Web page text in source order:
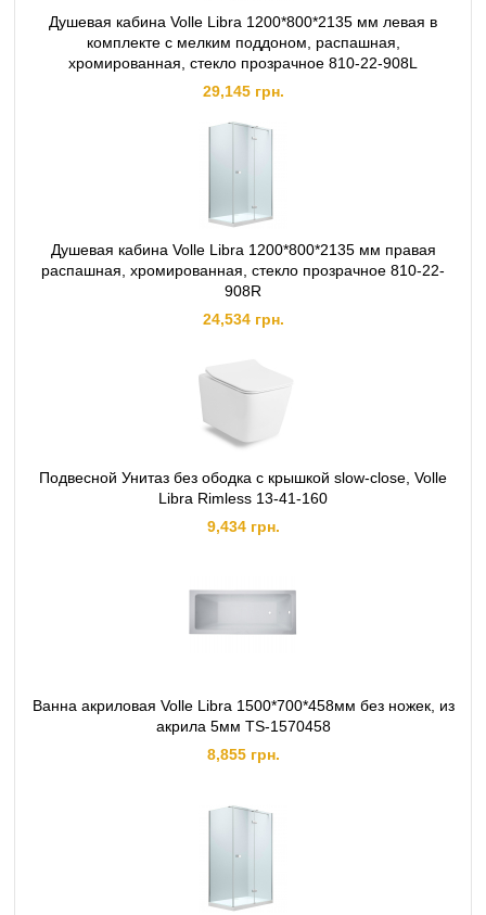
Душевая кабина Volle Libra 1200*800*2135 мм левая в
комплекте с мелким поддоном, распашная,
хромированная, стекло прозрачное 810-22-908L
29,145 грн.
Душевая кабина Volle Libra 1200*800*2135 мм правая
распашная, хромированная, стекло прозрачное 810-22-
908R
24,534 грн.
Подвесной Унитаз без ободка с крышкой slow-close, Volle
Libra Rimless 13-41-160
9,434 грн.
Ванна акриловая Volle Libra 1500*700*458мм без ножек, из
акрила 5мм TS-1570458
8,855 грн.